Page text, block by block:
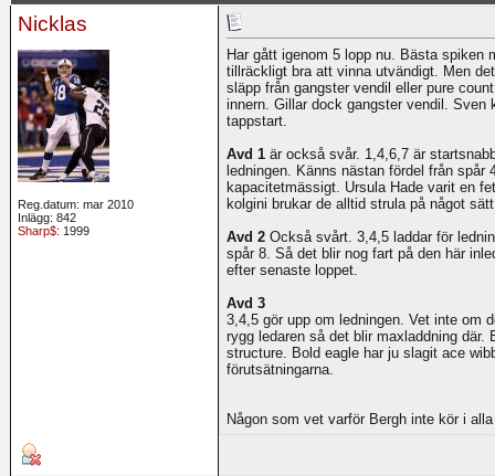
Nicklas
Reg.datum: mar 2010
Inlägg: 842
Sharp$: 1999
Har gått igenom 5 lopp nu. Bästa spiken
tillräckligt bra att vinna utvändigt. Men
släpp från gangster vendil eller pure
innern. Gillar dock gangster vendil.
tappstart.
Avd 1 är också svår. 1,4,6,7 är
ledningen. Känns nästan fördel från
kapacitetmässigt. Ursula Hade varit en
kolgini brukar de alltid strula på något
Avd 2 Också svårt. 3,4,5 laddar för
spår 8. Så det blir nog fart på den här
efter senaste loppet.
Avd 3
3,4,5 gör upp om ledningen. Vet inte om
rygg ledaren så det blir maxladdning
structure. Bold eagle har ju slagit ace
förutsätningarna.
Någon som vet varför Bergh inte kör i